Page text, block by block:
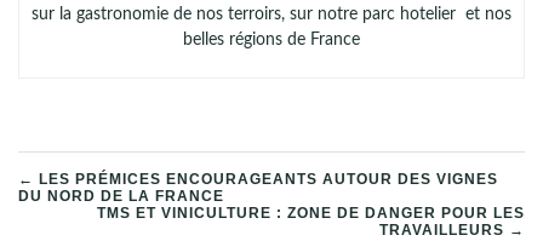
sur la gastronomie de nos terroirs, sur notre parc hotelier et nos
belles régions de France
NAVIGATION
← LES PRÉMICES ENCOURAGEANTS AUTOUR DES VIGNES
DU NORD DE LA FRANCE
TMS ET VINICULTURE : ZONE DE DANGER POUR LES
TRAVAILLEURS →